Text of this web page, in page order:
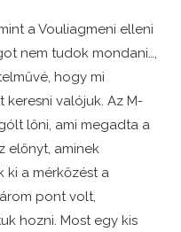
a Vouliagmeni elleni
nem tudok mondani…,
hogy mi
keresni valójuk. Az M-
lőni, ami megadta a
előnyt, aminek
ki a mérkőzést a
pont volt,
hozni. Most egy kis